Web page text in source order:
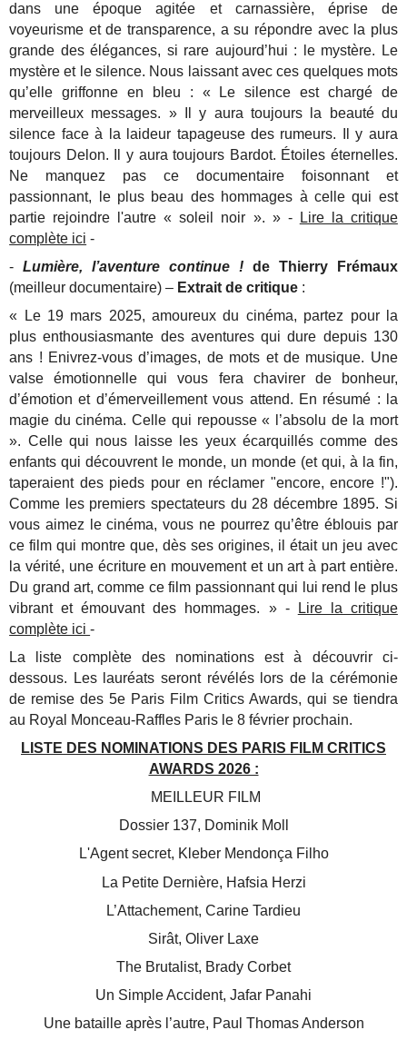
dans une époque agitée et carnassière, éprise de
voyeurisme et de transparence, a su répondre avec la plus
grande des élégances, si rare aujourd’hui : le mystère. Le
mystère et le silence. Nous laissant avec ces quelques mots
qu’elle griffonne en bleu : « Le silence est chargé de
merveilleux messages. » Il y aura toujours la beauté du
silence face à la laideur tapageuse des rumeurs. Il y aura
toujours Delon. Il y aura toujours Bardot. Étoiles éternelles.
Ne manquez pas ce documentaire foisonnant et
passionnant, le plus beau des hommages à celle qui est
partie rejoindre l'autre « soleil noir ». » -
Lire la critique
complète ici -
-Lumière, l’aventure continue ! de Thierry Frémaux
(meilleur documentaire) – Extrait de critique :
« Le 19 mars 2025, amoureux du cinéma, partez pour la
plus enthousiasmante des aventures qui dure depuis 130
ans ! Enivrez-vous d’images, de mots et de musique. Une
valse émotionnelle qui vous fera chavirer de bonheur,
d’émotion et d’émerveillement vous attend. En résumé : la
magie du cinéma. Celle qui repousse « l’absolu de la mort
». Celle qui nous laisse les yeux écarquillés comme des
enfants qui découvrent le monde, un monde (et qui, à la fin,
taperaient des pieds pour en réclamer "encore, encore !").
Comme les premiers spectateurs du 28 décembre 1895. Si
vous aimez le cinéma, vous ne pourrez qu’être éblouis par
ce film qui montre que, dès ses origines, il était un jeu avec
la vérité, une écriture en mouvement et un art à part entière.
Du grand art, comme ce film passionnant qui lui rend le plus
vibrant et émouvant des hommages. » -
Lire la critique
complète ici-
La liste complète des nominations est à découvrir ci-
dessous. Les lauréats seront révélés lors de la cérémonie
de remise des 5e Paris Film Critics Awards, qui se tiendra
au Royal Monceau-Raffles Paris le 8 février prochain.
LISTE DES NOMINATIONS DES PARIS FILM CRITICS
AWARDS 2026 :
MEILLEUR FILM
Dossier 137, Dominik Moll
L'Agent secret, Kleber Mendonça Filho
La Petite Dernière, Hafsia Herzi
L’Attachement, Carine Tardieu
Sirât, Oliver Laxe
The Brutalist, Brady Corbet
Un Simple Accident, Jafar Panahi
Une bataille après l’autre, Paul Thomas Anderson